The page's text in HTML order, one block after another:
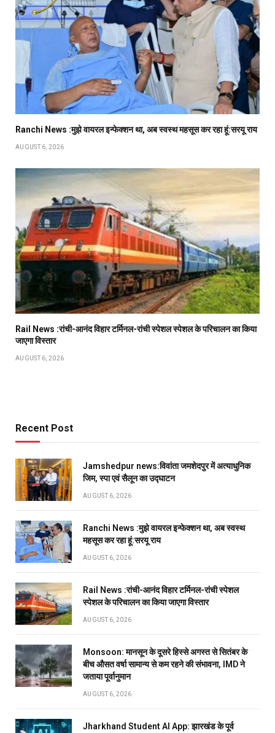
Ranchi News :मुझे वायरल इन्फेक्शन था, अब स्वस्थ महसूस कर रहा हूं:सरयू राय
AUGUST 6, 2026
Rail News :रांची-आनंद विहार टर्मिनल-रांची स्पेशल स्पेशल के परिचालन का किया
जाएगा विस्तार
AUGUST 6, 2026
Recent Post
Jamshedpur news:विवांता जमशेदपुर में अत्याधुनिक
जिम, स्पा एवं सैलून का उद्घाटन
AUGUST 6, 2026
Ranchi News :मुझे वायरल इन्फेक्शन था, अब स्वस्थ
महसूस कर रहा हूं:सरयू राय
AUGUST 6, 2026
Rail News :रांची-आनंद विहार टर्मिनल-रांची स्पेशल
स्पेशल के परिचालन का किया जाएगा विस्तार
AUGUST 6, 2026
Monsoon: मानसून के दूसरे हिस्से अगस्त से सितंबर के
बीच औसत वर्षा सामान्य से कम रहने की संभावना, IMD ने
जताया पूर्वानुमान
AUGUST 6, 2026
Jharkhand Student AI App: झारखंड के पूर्व